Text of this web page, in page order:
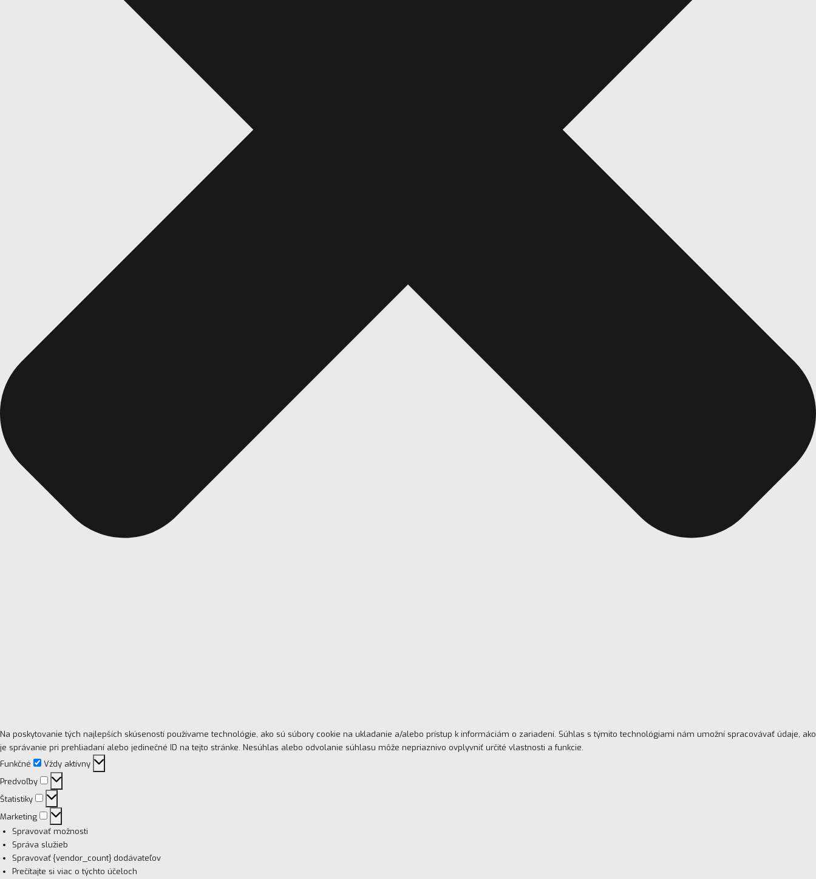
Na poskytovanie tých najlepších skúseností používame technológie, ako sú súbory cookie na ukladanie a/alebo prístup k informáciám o zariadení. Súhlas s týmito technológiami nám umožní spracovávať údaje, ako
je správanie pri prehliadaní alebo jedinečné ID na tejto stránke. Nesúhlas alebo odvolanie súhlasu môže nepriaznivo ovplyvniť určité vlastnosti a funkcie.
Funkčné
Funkčné
Vždy aktívny
Predvoľby
Predvoľby
Štatistiky Štatistiky
Marketing
Marketing
Spravovať možnosti
Správa služieb
Spravovať {vendor_count} dodávateľov
Prečítajte si viac o týchto účeloch